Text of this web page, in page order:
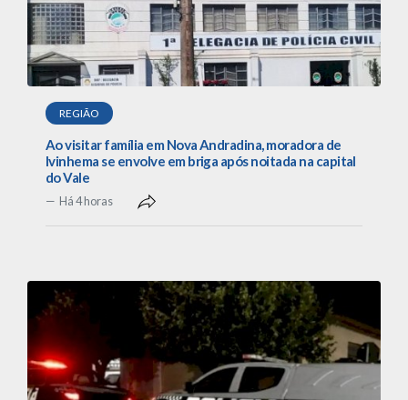
REGIÃO
Ao visitar família em Nova Andradina, moradora de
Ivinhema se envolve em briga após noitada na capital
do Vale
Há 4 horas